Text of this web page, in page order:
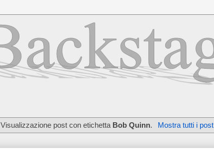
Visualizzazione post con etichetta Bob Quinn. Mostra tutti i post